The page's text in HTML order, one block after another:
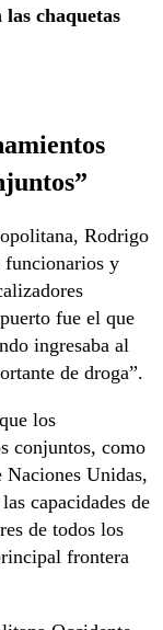
las chaquetas
Rodrigo
funcionarios y
fue el que
ingresaba al
de droga”.
los
conjuntos, como
Unidas,
capacidades de
de todos los
frontera